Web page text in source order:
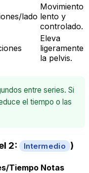
lado
Movimiento
lento y
controlado.
Eleva
ligeramente
la pelvis.
entre series. Si
el tiempo o las
2: Intermedio )
Tiempo Notas